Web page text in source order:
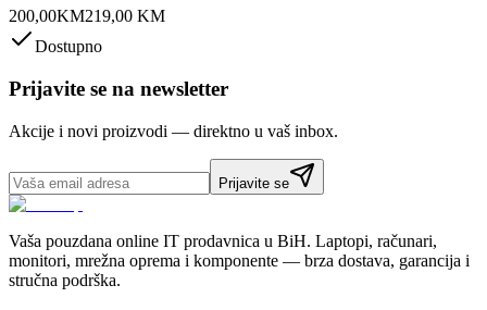
200,00KM219,00 KM
Dostupno
Prijavite se na newsletter
Akcije i novi proizvodi — direktno u vaš inbox.
Prijavite se
Vaša pouzdana online IT prodavnica u BiH. Laptopi, računari,
monitori, mrežna oprema i komponente — brza dostava, garancija i
stručna podrška.